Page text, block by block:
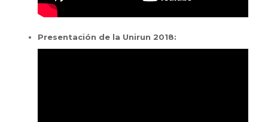
Presentación de la Unirun 2018: